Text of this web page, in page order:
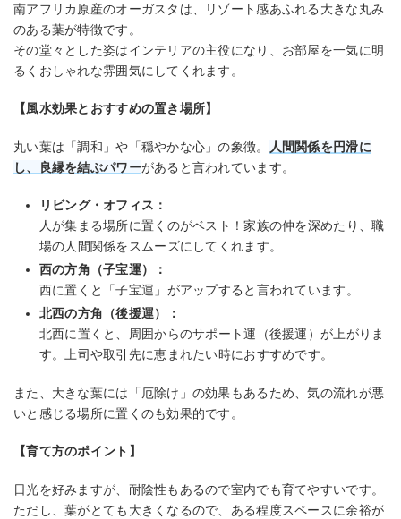
南アフリカ原産のオーガスタは、リゾート感あふれる大きな丸み
のある葉が特徴です。
その堂々とした姿はインテリアの主役になり、お部屋を一気に明
るくおしゃれな雰囲気にしてくれます。
【風水効果とおすすめの置き場所】
丸い葉は「調和」や「穏やかな心」の象徴。
人間関係を円滑に
し、良縁を結ぶパワーがあると言われています。
リビング・オフィス：
人が集まる場所に置くのがベスト！家族の仲を深めたり、職
場の人間関係をスムーズにしてくれます。
西の方角（子宝運）：
西に置くと「子宝運」がアップすると言われています。
北西の方角（後援運）：
北西に置くと、周囲からのサポート運（後援運）が上がりま
す。上司や取引先に恵まれたい時におすすめです。
また、大きな葉には「厄除け」の効果もあるため、気の流れが悪
いと感じる場所に置くのも効果的です。
【育て方のポイント】
日光を好みますが、耐陰性もあるので室内でも育てやすいです。
ただし、葉がとても大きくなるので、ある程度スペースに余裕が